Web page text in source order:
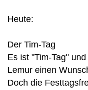
Heute:
Der Tim-Tag
Es ist "Tim-Tag"
Lemur einen
Doch die